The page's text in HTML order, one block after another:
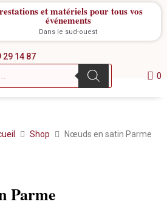
et matériels pour tous vos
événements
Dans le sud-ouest
29 14 87
0
Shop Nœuds en satin Parme
Parme